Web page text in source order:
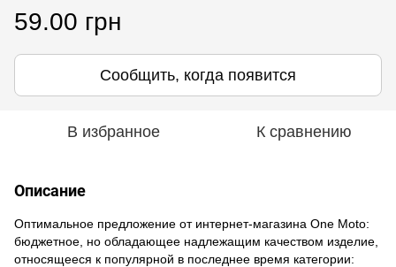
59.00 грн
Сообщить, когда появится
В избранное К сравнению
Описание
Оптимальное предложение от интернет-магазина One Moto:
бюджетное, но обладающее надлежащим качеством изделие,
относящееся к популярной в последнее время категории: